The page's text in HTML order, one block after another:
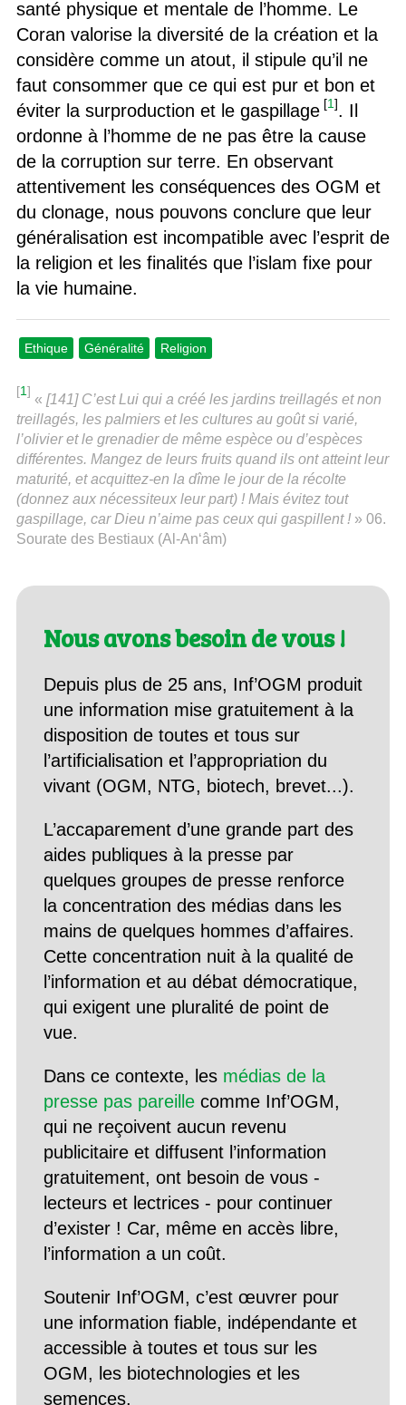
santé physique et mentale de l’homme. Le
Coran valorise la diversité de la création et la
considère comme un atout, il stipule qu’il ne
faut consommer que ce qui est pur et bon et
éviter la surproduction et le gaspillage [1]. Il
ordonne à l’homme de ne pas être la cause
de la corruption sur terre. En observant
attentivement les conséquences des OGM et
du clonage, nous pouvons conclure que leur
généralisation est incompatible avec l’esprit de
la religion et les finalités que l’islam fixe pour
la vie humaine.
Ethique Généralité Religion
[1]
« [141] C’est Lui qui a créé les jardins treillagés et non
treillagés, les palmiers et les cultures au goût si varié,
l’olivier et le grenadier de même espèce ou d’espèces
différentes. Mangez de leurs fruits quand ils ont atteint leur
maturité, et acquittez-en la dîme le jour de la récolte
(donnez aux nécessiteux leur part) ! Mais évitez tout
gaspillage, car Dieu n’aime pas ceux qui gaspillent !» 06.
Sourate des Bestiaux (Al-An‘âm)
Nous avons besoin de vous !
Depuis plus de 25 ans, Inf’OGM produit
une information mise gratuitement à la
disposition de toutes et tous sur
l’artificialisation et l’appropriation du
vivant (OGM, NTG, biotech, brevet...).
L’accaparement d’une grande part des
aides publiques à la presse par
quelques groupes de presse renforce
la concentration des médias dans les
mains de quelques hommes d’affaires.
Cette concentration nuit à la qualité de
l’information et au débat démocratique,
qui exigent une pluralité de point de
vue.
Dans ce contexte, les médias de la
presse pas pareillecomme Inf’OGM,
qui ne reçoivent aucun revenu
publicitaire et diffusent l’information
gratuitement, ont besoin de vous -
lecteurs et lectrices - pour continuer
d’exister ! Car, même en accès libre,
l’information a un coût.
Soutenir Inf’OGM, c’est œuvrer pour
une information fiable, indépendante et
accessible à toutes et tous sur les
OGM, les biotechnologies et les
semences.